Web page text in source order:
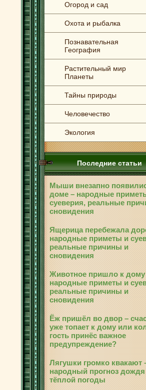
Огород и сад
Охота и рыбалка
Познавательная
География
Растительный мир
Планеты
Тайны природы
Человечество
Экология
Последние статьи
Мыши внезапно
доме – народные
суеверия, реальные
сновидения
Ящерица перебежала
народные приметы и
реальные причины и
сновидения
Животное пришло к дому
народные приметы и
реальные причины и
сновидения
Ёж пришёл во двор –
уже топает к дому или
гость принёс важное
предупреждение?
Лягушки громко квакают
народный прогноз
тёплой погоды